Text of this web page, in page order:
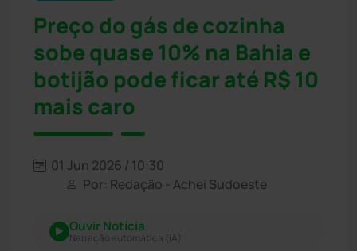
Preço do gás de cozinha
sobe quase 10% na Bahia e
botijão pode ficar até R$ 10
mais caro
01 Jun 2026 / 10:30
Por: Redação - Achei Sudoeste
Ouvir Notícia
Narração automática (IA)